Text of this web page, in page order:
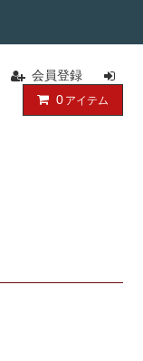
会員登録
0 アイテム